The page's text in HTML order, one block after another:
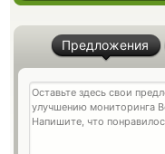
Предложения